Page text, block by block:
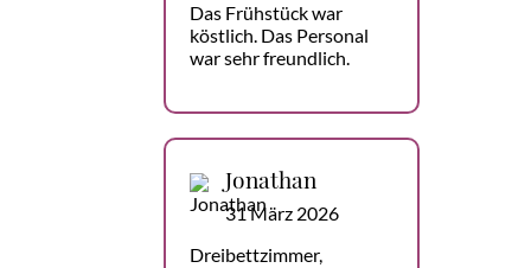
Das Frühstück war
köstlich. Das Personal
war sehr freundlich.
Jonathan
31 März 2026
Dreibettzimmer,